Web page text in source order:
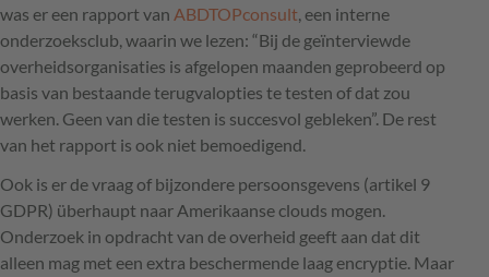
was er een rapport van ABDTOPconsult, een interne
onderzoeksclub, waarin we lezen: “Bij de geïnterviewde
overheidsorganisaties is afgelopen maanden geprobeerd op
basis van bestaande terugvalopties te testen of dat zou
werken. Geen van die testen is succesvol gebleken”. De rest
van het rapport is ook niet bemoedigend.
Ook is er de vraag of bijzondere persoonsgevens (artikel 9
GDPR) überhaupt naar Amerikaanse clouds mogen.
Onderzoek in opdracht van de overheid geeft aan dat dit
alleen mag met een extra beschermende laag encryptie. Maar